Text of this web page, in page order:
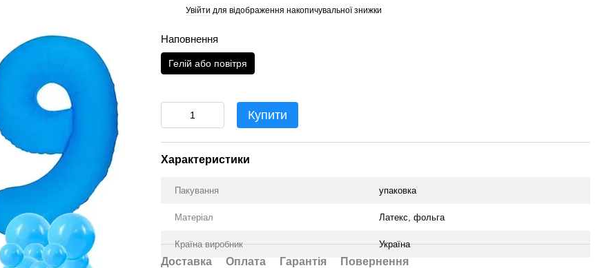
Увійти для відображення накопичувальної знижки
Наповнення
Гелій або повітря
Купити
Характеристики
Пакування упаковка
Матеріал Латекс, фольга
Країна виробник Україна
Доставка Оплата Гарантія Повернення